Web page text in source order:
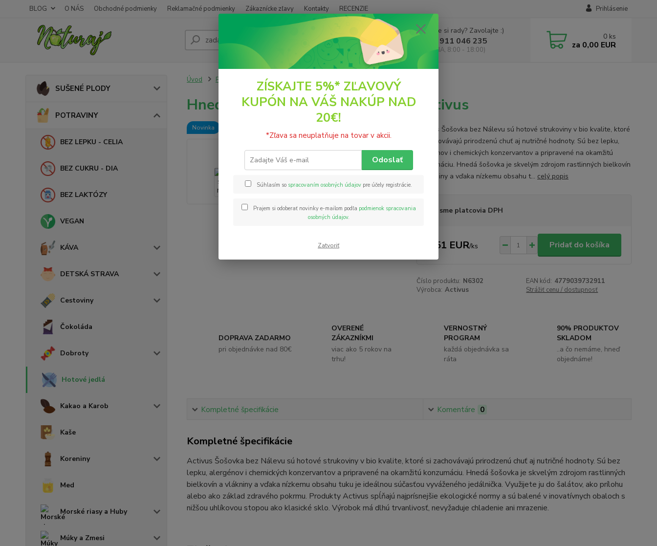
BLOG O NÁS Obchodné podmienky Reklamačné podmienky Zákaznícke zľavy Kontakty RECENZIE Prihlásenie
Hľadať
Neviete si rady? Zavolajte :)
+421 911 046 235
(PO - PIA, 8:00 - 18:00)
0 ks
za 0,00 EUR
SUŠENÉ PLODY
POTRAVINY
BEZ LEPKU - CELIA
BEZ CUKRU - DIA
BEZ LAKTÓZY
VEGAN
KÁVA
DETSKÁ STRAVA
Cestoviny
Čokoláda
Dobroty
Hotové jedlá
Kakao a Karob
Kaše
Koreniny
Med
Morské riasy a Huby
Múky a Zmesi
Úvod POTRAVINY Hotové jedlá Hnedá šošovica bez nálevu, 150g Activus
Hnedá šošovica bez nálevu, 150g Activus
Novinka
Activus Šošovka bez Nálevu sú hotové strukoviny v bio kvalite, ktoré
si zachovávajú prirodzenú chuť aj nutričné ​​hodnoty. Sú bez lepku,
alergénov i chemických konzervantov a pripravené na okamžitú
konzumáciu. Hnedá šošovka je skvelým zdrojom rastlinných bielkovín
a vlákniny a vďaka nízkemu obsahu t... celý popis
Nie sme platcovia DPH
2,51 EUR/ks Pridať do košíka
Číslo produktu: N6302 EAN kód: 4779039732911
Výrobca: Activus Strážiť cenu / dostupnosť
DOPRAVA ZADARMO
pri objednávke nad 80€
OVERENÉ
ZÁKAZNÍKMI
viac ako 5 rokov na
trhu!
VERNOSTNÝ
PROGRAM
každá objednávka sa
ráta
90% PRODUKTOV
SKLADOM
..a čo nemáme, hneď
objednáme!
Kompletné špecifikácie Komentáre 0
Kompletné špecifikácie
Activus Šošovka bez Nálevu sú hotové strukoviny v bio kvalite, ktoré si zachovávajú prirodzenú chuť aj nutričné ​​hodnoty. Sú bez
lepku, alergénov i chemických konzervantov a pripravené na okamžitú konzumáciu. Hnedá šošovka je skvelým zdrojom rastlinných
bielkovín a vlákniny a vďaka nízkemu obsahu tuku je ideálnou súčasťou vyváženého jedálnička. Využijete ju do šalátov, ako prílohu
alebo ako základ zdravého pokrmu. Produkty Activus spĺňajú najprísnejšie ekologické normy a sú balené v inovatívnych obaloch s
nižšou uhlíkovou stopou ako klasické sklo. Výrobok má dlhú trvanlivosť, nevyžaduje chladenie ani mrazenie.
ZÍSKAJTE 5%* ZĽAVOVÝ
KUPÓN NA VÁŠ NAKÚP NAD
20€!
*Zľava sa neuplatňuje na tovar v akcii.
Odoslať
Súhlasím so spracovaním osobných údajov pre účely registrácie.
Prajem si odoberať novinky e-mailom podľa podmienok spracovania
osobných údajov.
Zatvoriť